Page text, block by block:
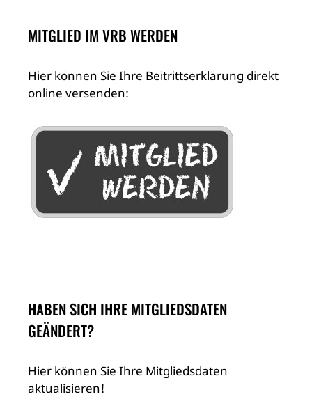
MITGLIED IM VRB WERDEN
Hier können Sie Ihre Beitrittserklärung direkt
online versenden:
HABEN SICH IHRE MITGLIEDSDATEN
GEÄNDERT?
Hier können Sie Ihre Mitgliedsdaten
aktualisieren!